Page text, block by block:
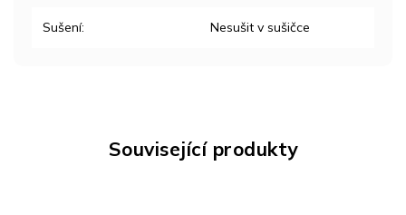
Související produkty
Sušení: Nesušit v sušičce